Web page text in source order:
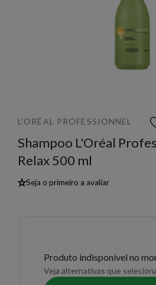
L'ORÉAL PROFESSIONNEL
Shampoo L'Oréal
Relax 500 ml
★Seja o primeiro a avaliar
Produto indisponível no
Veja alternativas que